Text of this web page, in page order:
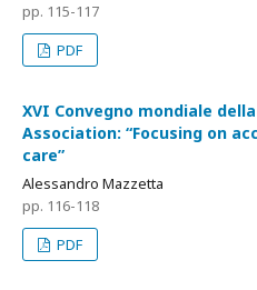
pp. 115-117
PDF
XVI Convegno mondiale
Association: “Focusing on
care”
Alessandro Mazzetta
pp. 116-118
PDF